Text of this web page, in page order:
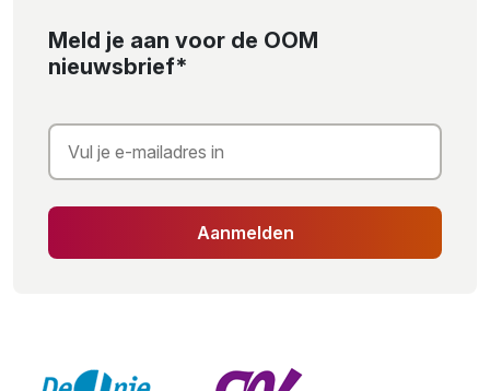
Meld je aan voor de OOM
nieuwsbrief*
Aanmelden